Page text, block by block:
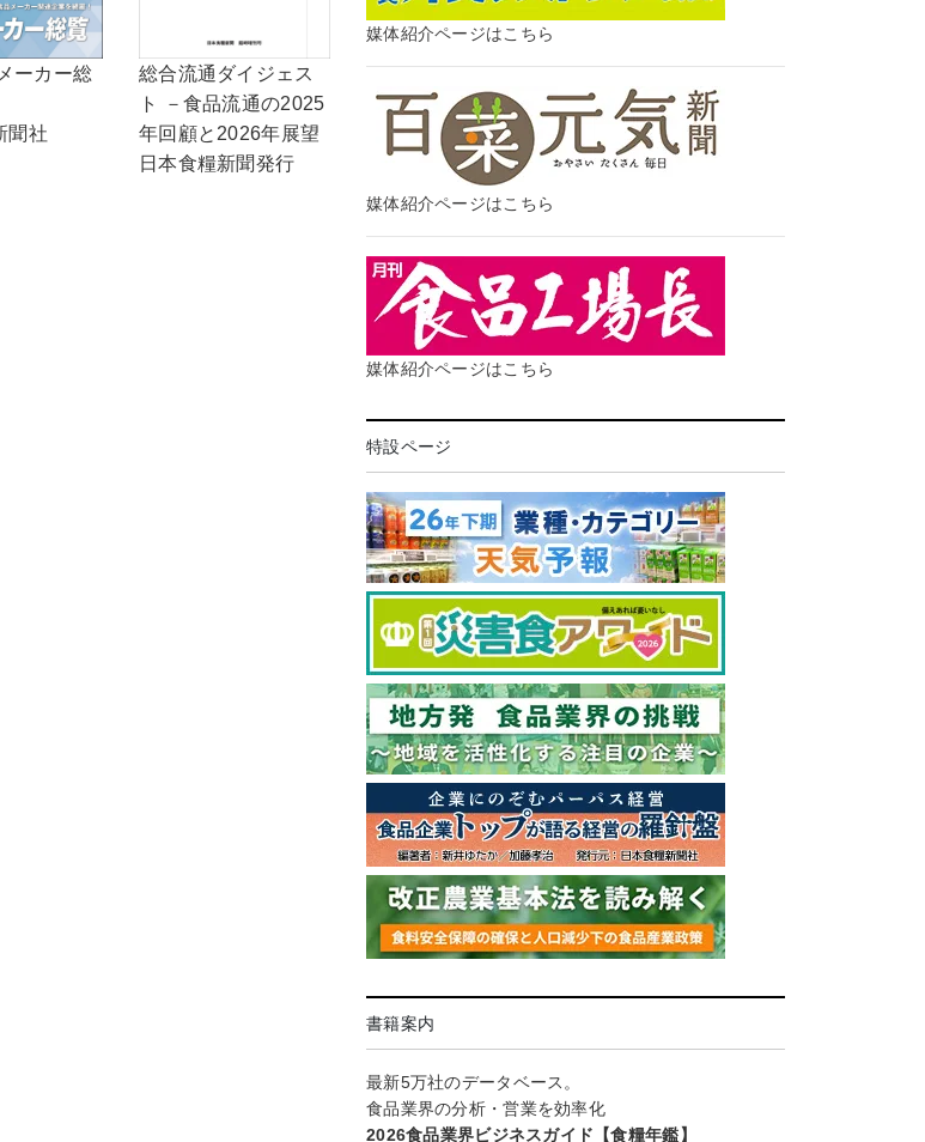
ーカー総
聞社
総合流通ダイジェス
ト －食品流通の2025
年回顧と2026年展望
日本食糧新聞発行
媒体紹介ページはこちら
媒体紹介ページはこちら
媒体紹介ページはこちら
特設ページ
書籍案内
最新5万社のデータベース。
食品業界の分析・営業を効率化
2026食品業界ビジネスガイド【食糧年鑑】